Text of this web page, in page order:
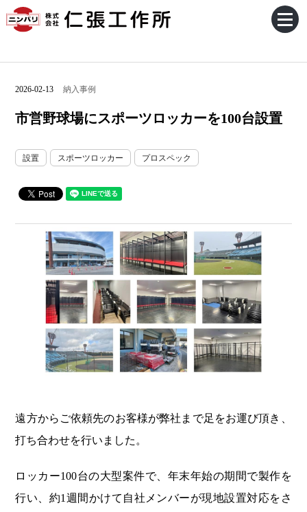
2026-02-13 納入事例
市営野球場にスポーツロッカーを100台設置
設置 スポーツロッカー プロスペック
遠方からご依頼先のお客様が弊社まで足をお運び頂き、
打ち合わせを行いました。
ロッカー100台の大型案件で、年末年始の期間で製作を
行い、約1週間かけて自社メンバーが現地設置対応をさ